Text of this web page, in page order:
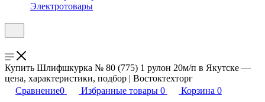
Электротовары
Купить Шлифшкурка № 80 (775) 1 рулон 20м/п в Якутске —
цена, характеристики, подбор | Востоктехторг
Сравнение0 Избранные товары 0 Корзина 0